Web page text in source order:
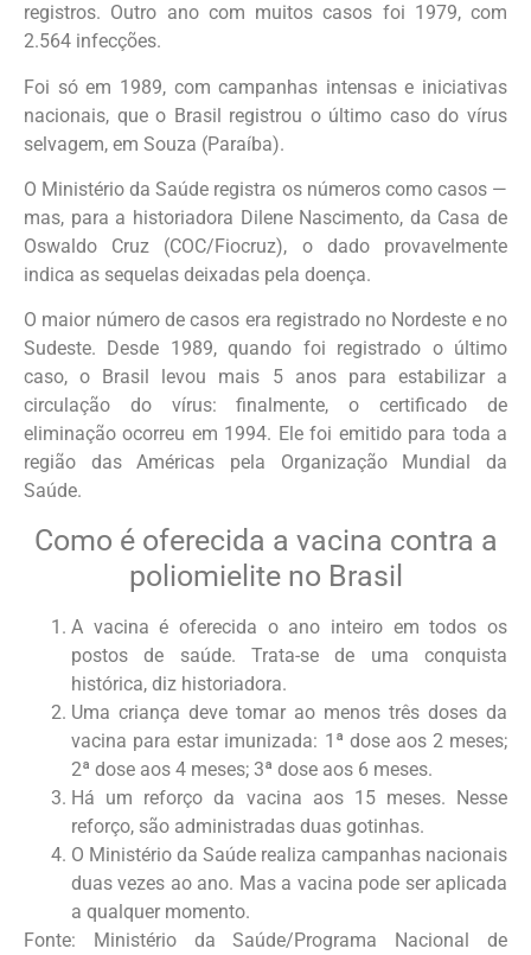
registros. Outro ano com muitos casos foi 1979, com
2.564 infecções.
Foi só em 1989, com campanhas intensas e iniciativas
nacionais, que o Brasil registrou o último caso do vírus
selvagem, em Souza (Paraíba).
O Ministério da Saúde registra os números como casos —
mas, para a historiadora Dilene Nascimento, da Casa de
Oswaldo Cruz (COC/Fiocruz), o dado provavelmente
indica as sequelas deixadas pela doença.
O maior número de casos era registrado no Nordeste e no
Sudeste. Desde 1989, quando foi registrado o último
caso, o Brasil levou mais 5 anos para estabilizar a
circulação do vírus: finalmente, o certificado de
eliminação ocorreu em 1994. Ele foi emitido para toda a
região das Américas pela Organização Mundial da
Saúde.
Como é oferecida a vacina contra a
poliomielite no Brasil
A vacina é oferecida o ano inteiro em todos os
postos de saúde. Trata-se de uma conquista
histórica, diz historiadora.
Uma criança deve tomar ao menos três doses da
vacina para estar imunizada: 1ª dose aos 2 meses;
2ª dose aos 4 meses; 3ª dose aos 6 meses.
Há um reforço da vacina aos 15 meses. Nesse
reforço, são administradas duas gotinhas.
O Ministério da Saúde realiza campanhas nacionais
duas vezes ao ano. Mas a vacina pode ser aplicada
a qualquer momento.
Fonte: Ministério da Saúde/Programa Nacional de